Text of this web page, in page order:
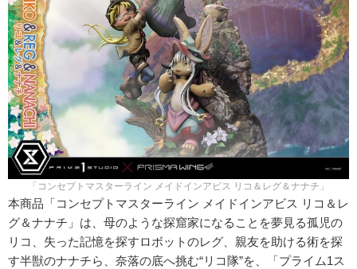
「コンセプトマスターライン メイドインアビス リコ＆レグ＆ナナチ」
本商品「コンセプトマスターライン メイドインアビス リコ＆レ
グ＆ナナチ」は、母のような探窟家になることを夢見る孤児の
リコ、失った記憶を探すロボットのレグ、親友を助ける術を探
す半獣のナナチら、奈落の底へ挑む“リコ隊”を、「プライム1ス